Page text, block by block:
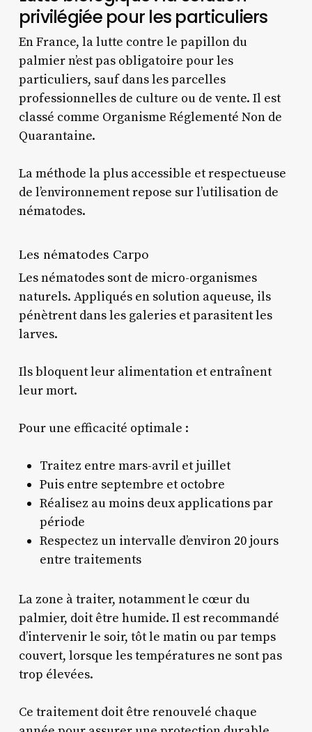
privilégiée pour les particuliers
En France, la lutte contre le papillon du
palmier n’est pas obligatoire pour les
particuliers, sauf dans les parcelles
professionnelles de culture ou de vente. Il est
classé comme Organisme Réglementé Non de
Quarantaine.
La méthode la plus accessible et respectueuse
de l’environnement repose sur l’utilisation de
nématodes.
Les nématodes Carpo
Les nématodes sont de micro-organismes
naturels. Appliqués en solution aqueuse, ils
pénètrent dans les galeries et parasitent les
larves.
Ils bloquent leur alimentation et entraînent
leur mort.
Pour une efficacité optimale :
Traitez entre mars-avril et juillet
Puis entre septembre et octobre
Réalisez au moins deux applications par
période
Respectez un intervalle d’environ 20 jours
entre traitements
La zone à traiter, notamment le cœur du
palmier, doit être humide. Il est recommandé
d’intervenir le soir, tôt le matin ou par temps
couvert, lorsque les températures ne sont pas
trop élevées.
Ce traitement doit être renouvelé chaque